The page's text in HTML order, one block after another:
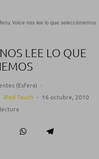
Voice nos lee lo que seleccionemos
LEE LO QUE
(Esfera) ·
iPod Touch · 16 octubre, 2010